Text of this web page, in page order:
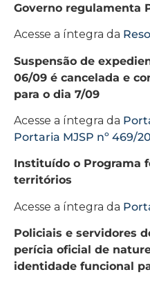
Governo regulamenta
Acesse a íntegra da
Suspensão de
06/09 é cancelada e
para o dia 7/09
Acesse a íntegra da
Portaria MJSP nº 469/
Instituído o Programa
territórios
Acesse a íntegra da
Policiais e servidores
perícia oficial de
identidade funcional